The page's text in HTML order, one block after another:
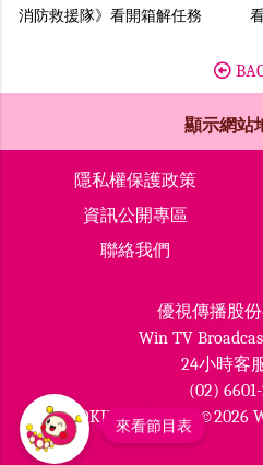
消防救援隊》看開箱解任務
顯示網站
隱私權保護政策
資訊公開專區
聯絡我們
優視傳播股
Win TV
24小時客
(02)
MOMOKIDS版權所有 ©2026
來看節目表